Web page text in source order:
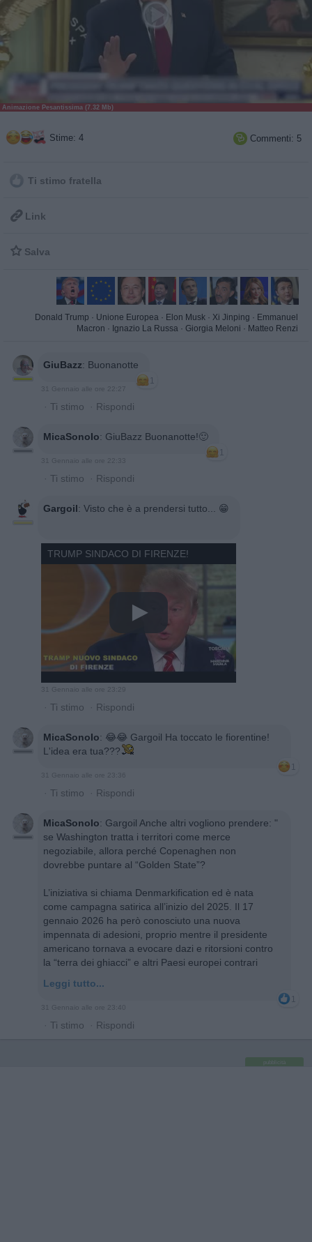
Animazione Pesantissima (7.32 Mb)
Stime: 4  Commenti: 5
Ti stimo fratella
 Link
 Salva
Donald Trump · Unione Europea · Elon Musk · Xi Jinping · Emmanuel
Macron · Ignazio La Russa · Giorgia Meloni · Matteo Renzi
GiuBazz: Buonanotte
1
31 Gennaio alle ore 22:27
· Ti stimo · Rispondi
MicaSonoIo: GiuBazz Buonanotte!🙂
1
31 Gennaio alle ore 22:33
· Ti stimo · Rispondi
Gargoil: Visto che è a prendersi tutto... 😁
TRUMP SINDACO DI FIRENZE!
31 Gennaio alle ore 23:29
· Ti stimo · Rispondi
MicaSonoIo: 😂😂 Gargoil Ha toccato le fiorentine!
L'idea era tua???
1
31 Gennaio alle ore 23:36
· Ti stimo · Rispondi
MicaSonoIo: Gargoil Anche altri vogliono prendere: "
se Washington tratta i territori come merce
negoziabile, allora perché Copenaghen non
dovrebbe puntare al “Golden State”?
L’iniziativa si chiama Denmarkification ed è nata
come campagna satirica all’inizio del 2025. Il 17
gennaio 2026 ha però conosciuto una nuova
impennata di adesioni, proprio mentre il presidente
americano tornava a evocare dazi e ritorsioni contro
la “terra dei ghiacci” e altri Paesi europei contrari
Leggi tutto...
1
31 Gennaio alle ore 23:40
· Ti stimo · Rispondi
pubblicità